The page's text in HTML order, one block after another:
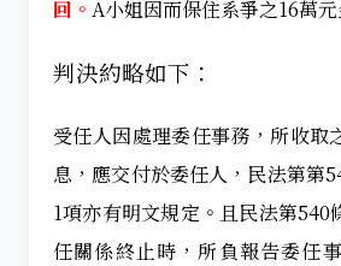
回。 A小姐因而保住系爭之16萬元
判決約略如下：
受任人因處理委任事務，所收取
息，應交付於委任人，民法第第
1項亦有明文規定。且民法第540
任關係終止時，所負報告委任